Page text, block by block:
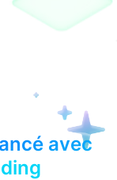
avec